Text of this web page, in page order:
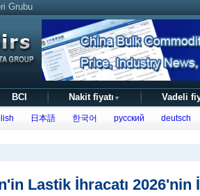
Grubu
BCI Nakit fiyatı ▼ Vadeli
日本語 한국어 русский deutsch
Lastik İhracatı 2026'nin